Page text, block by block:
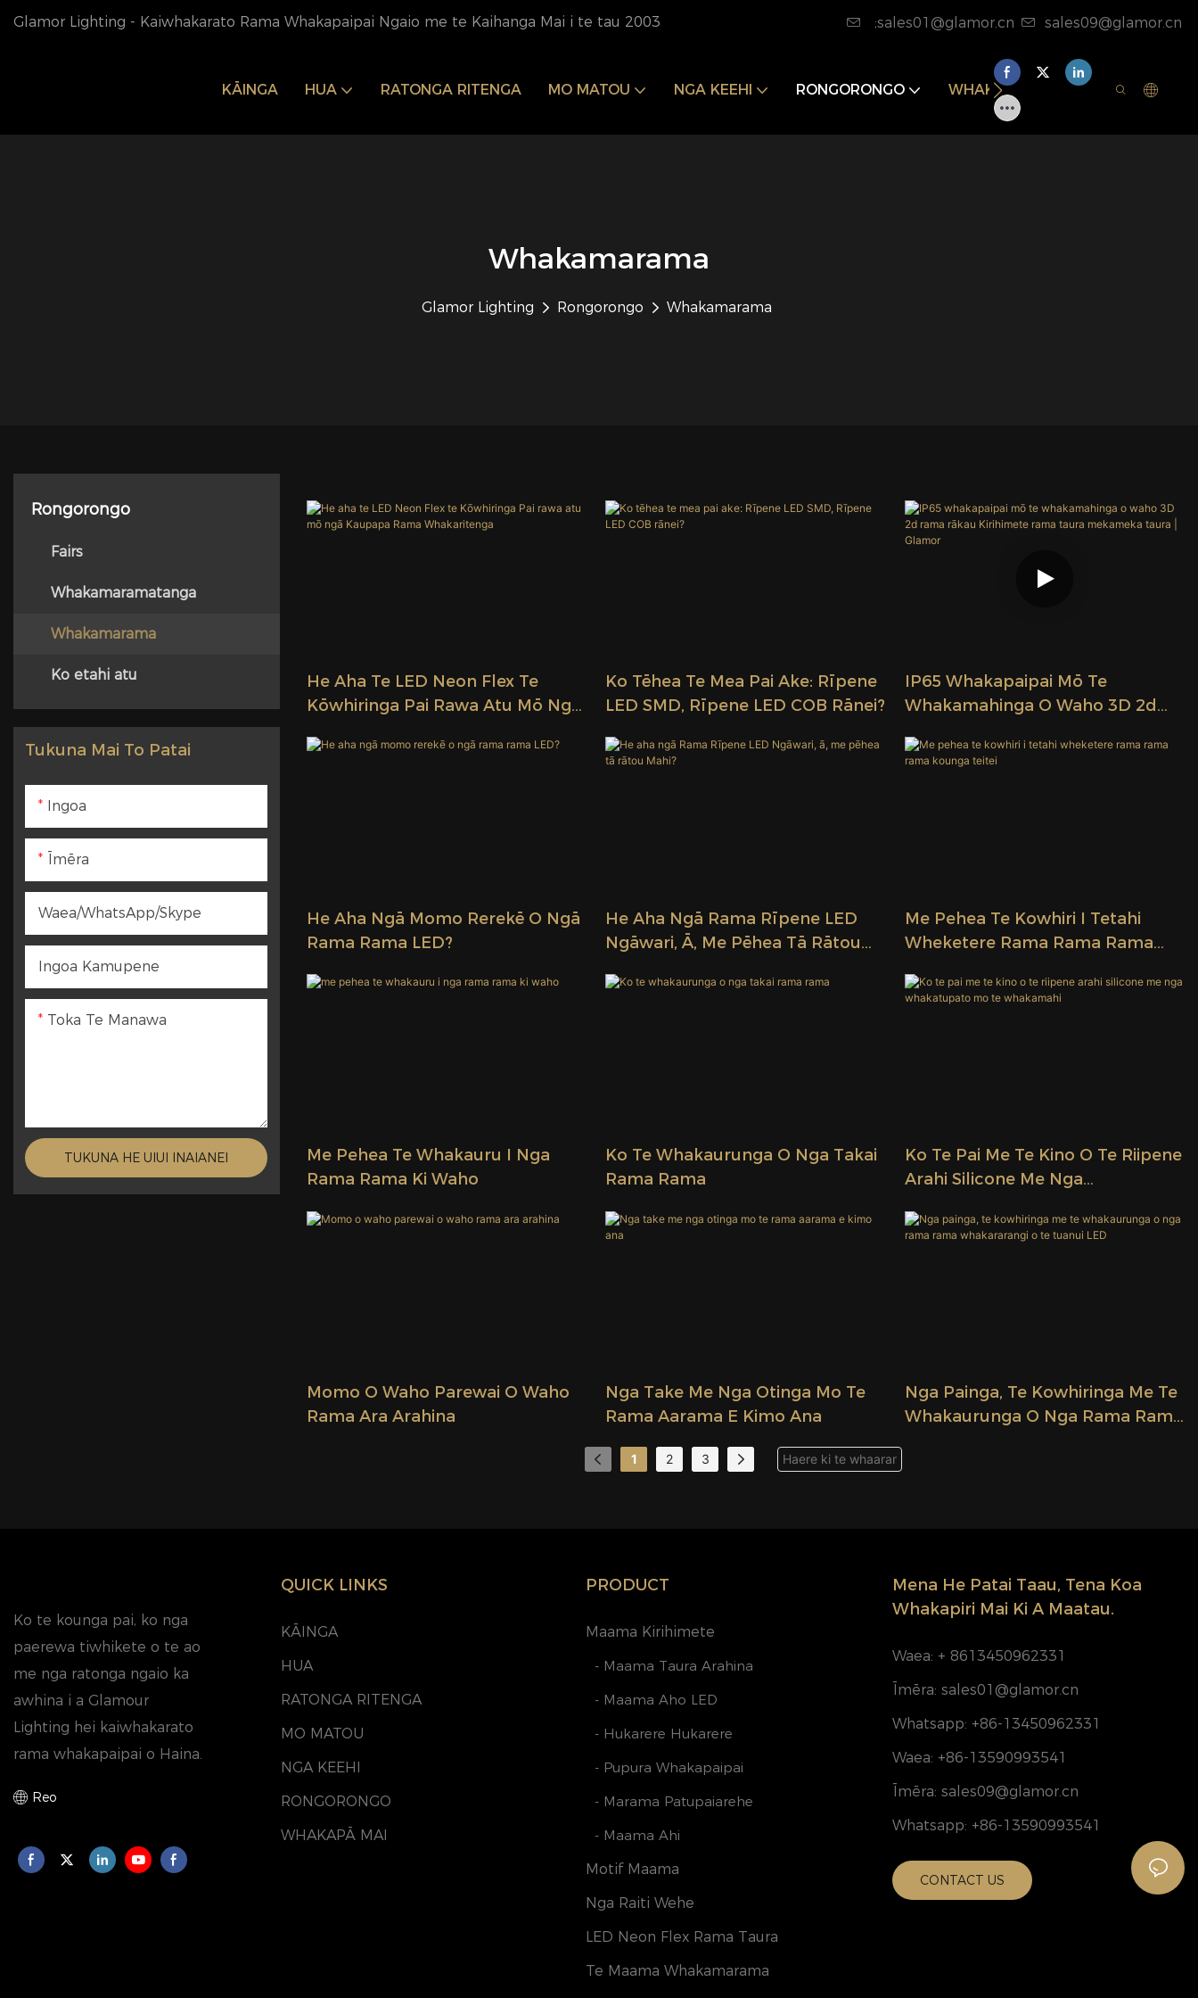
Glamor Lighting - Kaiwhakarato Rama Whakapaipai Ngaio me te Kaihanga Mai i te tau 2003 ;sales01@glamor.cn sales09@glamor.cn
KĀINGA HUA RATONGA RITENGA MO MATOU NGA KEEHI RONGORONGO WHAKAPĀ MAI
Whakamarama
Glamor Lighting Rongorongo Whakamarama
Rongorongo
Fairs
Whakamaramatanga
Whakamarama
Ko etahi atu
Tukuna Mai To Patai
Ingoa
Īmēra
Waea/WhatsApp/Skype
Ingoa Kamupene
Toka Te Manawa
TUKUNA HE UIUI INAIANEI
He Aha Te LED Neon Flex Te
Kōwhiringa Pai Rawa Atu Mō Ngā
Ko Tēhea Te Mea Pai Ake: Rīpene
LED SMD, Rīpene LED COB Rānei?
IP65 Whakapaipai Mō Te
Whakamahinga O Waho 3D 2d
Taura Mekameka Taura | Glamor
He Aha Ngā Momo Rerekē O Ngā
Rama Rama LED?
He Aha Ngā Rama Rīpene LED
Ngāwari, Ā, Me Pēhea Tā Rātou
Me Pehea Te Kowhiri I Tetahi
Wheketere Rama Rama Rama
Me Pehea Te Whakauru I Nga
Rama Rama Ki Waho
Ko Te Whakaurunga O Nga Takai
Rama Rama
Ko Te Pai Me Te Kino O Te Riipene
Arahi Silicone Me Nga
Momo O Waho Parewai O Waho
Rama Ara Arahina
Nga Take Me Nga Otinga Mo Te
Rama Aarama E Kimo Ana
Nga Painga, Te Kowhiringa Me Te
Whakaurunga O Nga Rama Rama
1 2 3
Ko te kounga pai, ko nga
paerewa tiwhikete o te ao
me nga ratonga ngaio ka
awhina i a Glamour
Lighting hei kaiwhakarato
rama whakapaipai o Haina.
Reo
QUICK LINKS
KĀINGA
HUA
RATONGA RITENGA
MO MATOU
NGA KEEHI
RONGORONGO
WHAKAPĀ MAI
PRODUCT
Maama Kirihimete
- Maama Taura Arahina
- Maama Aho LED
- Hukarere Hukarere
- Pupura Whakapaipai
- Marama Patupaiarehe
- Maama Ahi
Motif Maama
Nga Raiti Wehe
LED Neon Flex Rama Taura
Te Maama Whakamarama
Mena He Patai Taau, Tena Koa
Whakapiri Mai Ki A Maatau.
Waea: + 8613450962331
Īmēra: sales01@glamor.cn
Whatsapp: +86-13450962331
Waea: +86-13590993541
Īmēra: sales09@glamor.cn
Whatsapp: +86-13590993541
CONTACT US